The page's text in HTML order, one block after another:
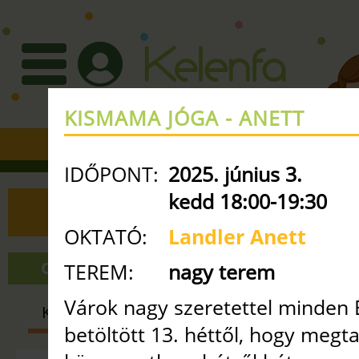
ÓRAREND
ONLINE ÓRÁK NAGY TEREM
KISMAMA BABA-MAMA
KISMAMA JÓGA - ANETT
IDŐPONT: 2025. június 3.
kedd 18:00-19:30
OKTATÓ:
Landler Anett
TEREM:
nagy terem
Várok nagy szeretettel minden
betöltött 13. héttől, hogy